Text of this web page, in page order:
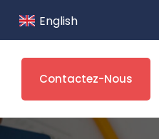
English
Contactez-Nous